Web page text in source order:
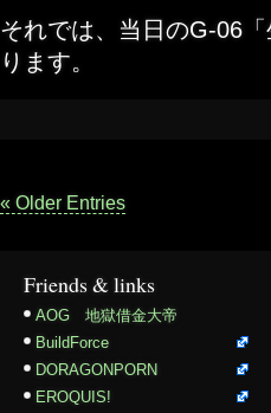
それでは、当日のG-06
ります。
« Older Entries
Friends & links
AOG 地獄借金大帝
BuildForce
DORAGONPORN
EROQUIS!